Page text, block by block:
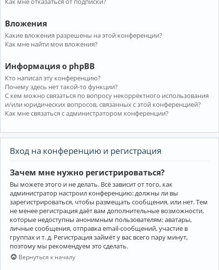
Вложения
Какие вложения разрешены на этой конференции?
Как мне найти мои вложения?
Информация о phpBB
Кто написал эту конференцию?
Почему здесь нет такой-то функции?
С кем можно связаться по вопросу некорректного использования
и/или юридических вопросов, связанных с этой конференцией?
Как мне связаться с администратором конференции?
Вход на конференцию и регистрация
Зачем мне нужно регистрироваться?
Вы можете этого и не делать. Всё зависит от того, как
администратор настроил конференцию: должны ли вы
зарегистрироваться, чтобы размещать сообщения, или нет. Тем
не менее регистрация даёт вам дополнительные возможности,
которые недоступны анонимным пользователям: аватары,
личные сообщения, отправка email-сообщений, участие в
группах и т. д. Регистрация займёт у вас всего пару минут,
поэтому мы рекомендуем это сделать.
Вернуться к началу